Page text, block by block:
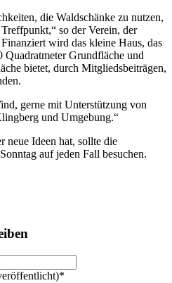
die Waldschänke zu nutzen,
so der Verein, der
wird das kleine Haus, das
Grundfläche und
bietet, durch Mitgliedsbeiträgen,
gerne mit Unterstützung von
und Umgebung.“
neue Ideen hat, sollte die
auf jeden Fall besuchen.
*